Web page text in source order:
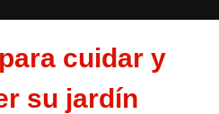
cuidar y
su jardín